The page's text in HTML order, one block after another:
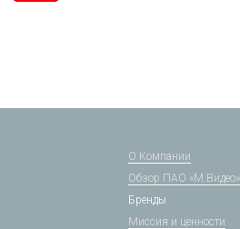
О Компании
Обзор ПАО «М.Видео»
Бренды
Миссия и ценности